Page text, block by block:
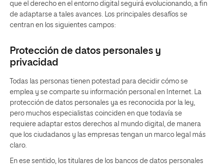
que el derecho en el entorno digital seguirá evolucionando, a fin
de adaptarse a tales avances. Los principales desafíos se
centran en los siguientes campos:
Protección de datos personales y
privacidad
Todas las personas tienen potestad para decidir cómo se
emplea y se comparte su información personal en Internet. La
protección de datos personales ya es reconocida por la ley,
pero muchos especialistas coinciden en que todavía se
requiere adaptar estos derechos al mundo digital, de manera
que los ciudadanos y las empresas tengan un marco legal más
claro.
En ese sentido, los titulares de los bancos de datos personales